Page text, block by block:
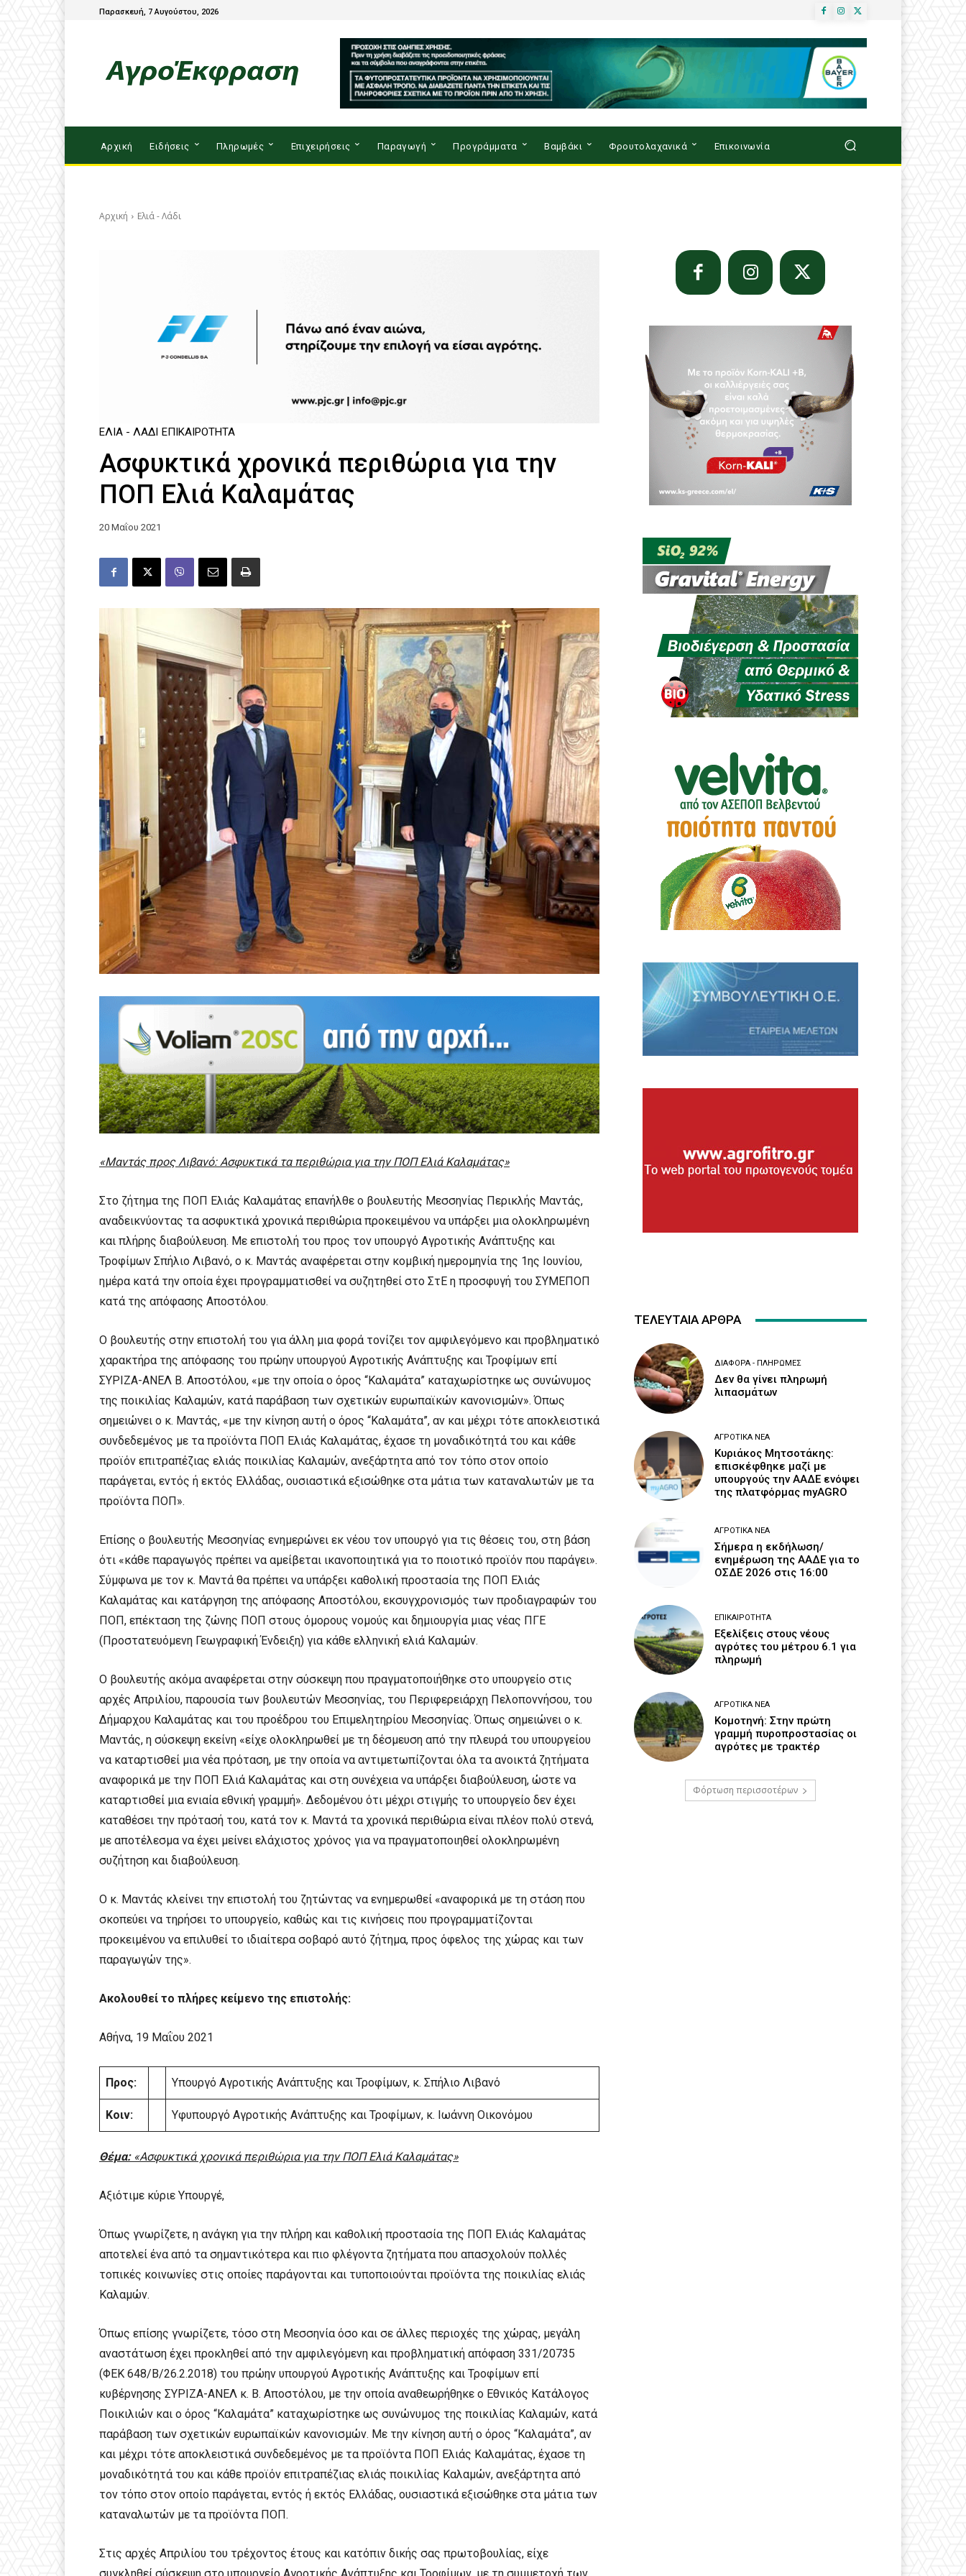
Παρασκευή, 7 Αυγούστου, 2026
Αρχική Ειδήσεις Πληρωμές Επιχειρήσεις Παραγωγή Προγράμματα Βαμβάκι Φρουτολαχανικά Επικοινωνία
Αρχική Ελιά - Λάδι
ΕΛΙΆ - ΛΆΔΙ ΕΠΙΚΑΙΡΌΤΗΤΑ
Ασφυκτικά χρονικά περιθώρια για την
ΠΟΠ Ελιά Καλαμάτας
20 Μαΐου 2021
«Μαντάς προς Λιβανό: Ασφυκτικά τα περιθώρια για την ΠΟΠ Ελιά Καλαμάτας»
Στο ζήτημα της ΠΟΠ Ελιάς Καλαμάτας επανήλθε ο βουλευτής Μεσσηνίας Περικλής Μαντάς,
αναδεικνύοντας τα ασφυκτικά χρονικά περιθώρια προκειμένου να υπάρξει μια ολοκληρωμένη
και πλήρης διαβούλευση. Με επιστολή του προς τον υπουργό Αγροτικής Ανάπτυξης και
Τροφίμων Σπήλιο Λιβανό, ο κ. Μαντάς αναφέρεται στην κομβική ημερομηνία της 1ης Ιουνίου,
ημέρα κατά την οποία έχει προγραμματισθεί να συζητηθεί στο ΣτΕ η προσφυγή του ΣΥΜΕΠΟΠ
κατά της απόφασης Αποστόλου.
Ο βουλευτής στην επιστολή του για άλλη μια φορά τονίζει τον αμφιλεγόμενο και προβληματικό
χαρακτήρα της απόφασης του πρώην υπουργού Αγροτικής Ανάπτυξης και Τροφίμων επί
ΣΥΡΙΖΑ-ΑΝΕΛ Β. Αποστόλου, «με την οποία ο όρος “Καλαμάτα” καταχωρίστηκε ως συνώνυμος
της ποικιλίας Καλαμών, κατά παράβαση των σχετικών ευρωπαϊκών κανονισμών». Όπως
σημειώνει ο κ. Μαντάς, «με την κίνηση αυτή ο όρος “Καλαμάτα”, αν και μέχρι τότε αποκλειστικά
συνδεδεμένος με τα προϊόντα ΠΟΠ Ελιάς Καλαμάτας, έχασε τη μοναδικότητά του και κάθε
προϊόν επιτραπέζιας ελιάς ποικιλίας Καλαμών, ανεξάρτητα από τον τόπο στον οποίο
παράγεται, εντός ή εκτός Ελλάδας, ουσιαστικά εξισώθηκε στα μάτια των καταναλωτών με τα
προϊόντα ΠΟΠ».
Επίσης ο βουλευτής Μεσσηνίας ενημερώνει εκ νέου τον υπουργό για τις θέσεις του, στη βάση
ότι «κάθε παραγωγός πρέπει να αμείβεται ικανοποιητικά για το ποιοτικό προϊόν που παράγει».
Σύμφωνα με τον κ. Μαντά θα πρέπει να υπάρξει καθολική προστασία της ΠΟΠ Ελιάς
Καλαμάτας και κατάργηση της απόφασης Αποστόλου, εκσυγχρονισμός των προδιαγραφών του
ΠΟΠ, επέκταση της ζώνης ΠΟΠ στους όμορους νομούς και δημιουργία μιας νέας ΠΓΕ
(Προστατευόμενη Γεωγραφική Ένδειξη) για κάθε ελληνική ελιά Καλαμών.
Ο βουλευτής ακόμα αναφέρεται στην σύσκεψη που πραγματοποιήθηκε στο υπουργείο στις
αρχές Απριλίου, παρουσία των βουλευτών Μεσσηνίας, του Περιφερειάρχη Πελοποννήσου, του
Δήμαρχου Καλαμάτας και του προέδρου του Επιμελητηρίου Μεσσηνίας. Όπως σημειώνει ο κ.
Μαντάς, η σύσκεψη εκείνη «είχε ολοκληρωθεί με τη δέσμευση από την πλευρά του υπουργείου
να καταρτισθεί μια νέα πρόταση, με την οποία να αντιμετωπίζονται όλα τα ανοικτά ζητήματα
αναφορικά με την ΠΟΠ Ελιά Καλαμάτας και στη συνέχεια να υπάρξει διαβούλευση, ώστε να
καταρτισθεί μια ενιαία εθνική γραμμή». Δεδομένου ότι μέχρι στιγμής το υπουργείο δεν έχει
καταθέσει την πρότασή του, κατά τον κ. Μαντά τα χρονικά περιθώρια είναι πλέον πολύ στενά,
με αποτέλεσμα να έχει μείνει ελάχιστος χρόνος για να πραγματοποιηθεί ολοκληρωμένη
συζήτηση και διαβούλευση.
Ο κ. Μαντάς κλείνει την επιστολή του ζητώντας να ενημερωθεί «αναφορικά με τη στάση που
σκοπεύει να τηρήσει το υπουργείο, καθώς και τις κινήσεις που προγραμματίζονται
προκειμένου να επιλυθεί το ιδιαίτερα σοβαρό αυτό ζήτημα, προς όφελος της χώρας και των
παραγωγών της».
Ακολουθεί το πλήρες κείμενο της επιστολής:
Αθήνα, 19 Μαΐου 2021
Προς: Υπουργό Αγροτικής Ανάπτυξης και Τροφίμων, κ. Σπήλιο Λιβανό
Κοιν: Υφυπουργό Αγροτικής Ανάπτυξης και Τροφίμων, κ. Ιωάννη Οικονόμου
Θέμα: «Ασφυκτικά χρονικά περιθώρια για την ΠΟΠ Ελιά Καλαμάτας»
Αξιότιμε κύριε Υπουργέ,
Όπως γνωρίζετε, η ανάγκη για την πλήρη και καθολική προστασία της ΠΟΠ Ελιάς Καλαμάτας
αποτελεί ένα από τα σημαντικότερα και πιο φλέγοντα ζητήματα που απασχολούν πολλές
τοπικές κοινωνίες στις οποίες παράγονται και τυποποιούνται προϊόντα της ποικιλίας ελιάς
Καλαμών.
Όπως επίσης γνωρίζετε, τόσο στη Μεσσηνία όσο και σε άλλες περιοχές της χώρας, μεγάλη
αναστάτωση έχει προκληθεί από την αμφιλεγόμενη και προβληματική απόφαση 331/20735
(ΦΕΚ 648/Β/26.2.2018) του πρώην υπουργού Αγροτικής Ανάπτυξης και Τροφίμων επί
κυβέρνησης ΣΥΡΙΖΑ-ΑΝΕΛ κ. Β. Αποστόλου, με την οποία αναθεωρήθηκε ο Εθνικός Κατάλογος
Ποικιλιών και ο όρος “Καλαμάτα” καταχωρίστηκε ως συνώνυμος της ποικιλίας Καλαμών, κατά
παράβαση των σχετικών ευρωπαϊκών κανονισμών. Με την κίνηση αυτή ο όρος “Καλαμάτα”, αν
και μέχρι τότε αποκλειστικά συνδεδεμένος με τα προϊόντα ΠΟΠ Ελιάς Καλαμάτας, έχασε τη
μοναδικότητά του και κάθε προϊόν επιτραπέζιας ελιάς ποικιλίας Καλαμών, ανεξάρτητα από
τον τόπο στον οποίο παράγεται, εντός ή εκτός Ελλάδας, ουσιαστικά εξισώθηκε στα μάτια των
καταναλωτών με τα προϊόντα ΠΟΠ.
Στις αρχές Απριλίου του τρέχοντος έτους και κατόπιν δικής σας πρωτοβουλίας, είχε
ΤΕΛΕΥΤΑΙΑ ΑΡΘΡΑ
ΔΙΆΦΟΡΑ - ΠΛΗΡΩΜΈΣ
Δεν θα γίνει πληρωμή
λιπασμάτων
ΑΓΡΟΤΙΚΆ ΝΈΑ
Κυριάκος Μητσοτάκης:
επισκέφθηκε μαζί με
υπουργούς την ΑΑΔΕ ενόψει
της πλατφόρμας myAGRO
ΑΓΡΟΤΙΚΆ ΝΈΑ
Σήμερα η εκδήλωση/
ενημέρωση της ΑΑΔΕ για το
ΟΣΔΕ 2026 στις 16:00
ΕΠΙΚΑΙΡΌΤΗΤΑ
Εξελίξεις στους νέους
αγρότες του μέτρου 6.1 για
πληρωμή
ΑΓΡΟΤΙΚΆ ΝΈΑ
Κομοτηνή: Στην πρώτη
γραμμή πυροπροστασίας οι
αγρότες με τρακτέρ
Φόρτωση περισσοτέρων